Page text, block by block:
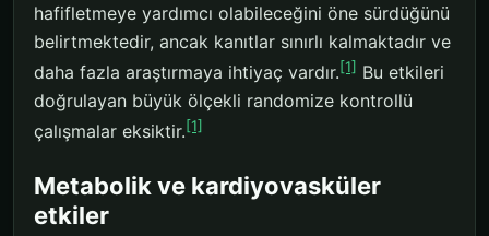
hafifletmeye yardımcı olabileceğini öne sürdüğünü
belirtmektedir, ancak kanıtlar sınırlı kalmaktadır ve
daha fazla araştırmaya ihtiyaç vardır.[1] Bu etkileri
doğrulayan büyük ölçekli randomize kontrollü
çalışmalar eksiktir.[1]
Metabolik ve kardiyovasküler
etkiler